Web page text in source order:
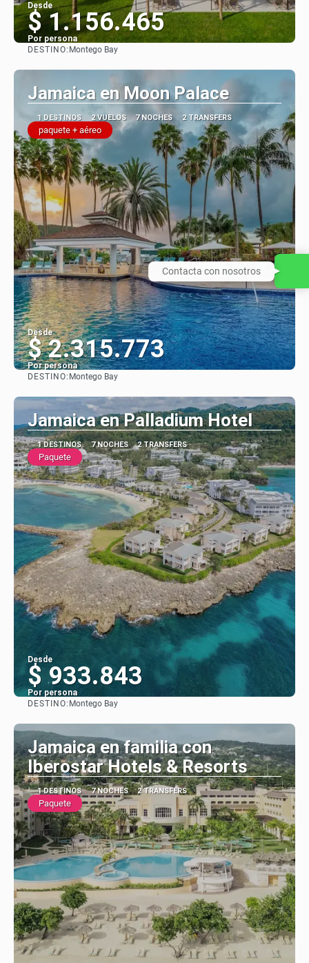
Desde
$ 1.156.465
Por persona
DESTINO: Montego Bay
Jamaica en Moon Palace
1 DESTINOS 2 VUELOS 7 NOCHES 2 TRANSFERS
paquete + aéreo
Desde
$ 2.315.773
Por persona
DESTINO: Montego Bay
Jamaica en Palladium Hotel
1 DESTINOS 7 NOCHES 2 TRANSFERS
Paquete
Desde
$ 933.843
Por persona
DESTINO: Montego Bay
Jamaica en familia con
Iberostar Hotels & Resorts
1 DESTINOS 7 NOCHES 2 TRANSFERS
Paquete
Contacta con nosotros